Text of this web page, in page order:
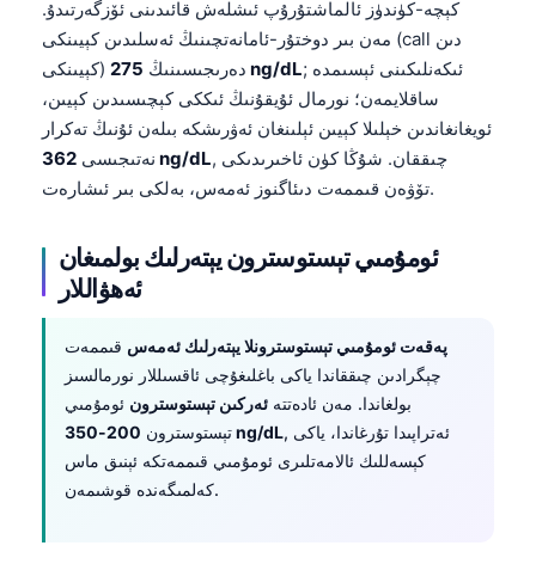
كېچە-كۈندۈز ئالماشتۇرۇپ ئىشلەش قائىدىنى ئۆزگەرتىدۇ.
مەن بىر دوختۇر-ئامانەتچىنىڭ ئەسلىدىن كېيىنكى (call دىن
كېيىنكى) دەرىجىسىنىڭ 275 ng/dL; ئىكەنلىكىنى ئېسىمدە
ساقلايمەن؛ نورمال ئۇيقۇنىڭ ئىككى كېچىسىدىن كېيىن،
ئويغانغاندىن خېلىلا كېيىن ئېلىنغان ئەۋرىشكە بىلەن ئۇنىڭ تەكرار
نەتىجىسى 362 ng/dL, چىققان. شۇڭا كۈن ئاخىرىدىكى
تۆۋەن قىممەت دىئاگنوز ئەمەس، بەلكى بىر ئىشارەت.
ئومۇمىي تېستوسترون يېتەرلىك بولمىغان
ئەھۋاللار
پەقەت ئومۇمىي تېستوسترونلا يېتەرلىك ئەمەس قىممەت
چېگرادىن چىققاندا ياكى باغلىغۇچى ئاقسىللار نورمالسىز
بولغاندا. مەن ئادەتتە ئەركىن تېستوسترون ئومۇمىي
تېستوسترون200-350 ng/dL, ئەتراپىدا تۇرغاندا، ياكى
كېسەللىك ئالامەتلىرى ئومۇمىي قىممەتكە ئېنىق ماس
كەلمىگەندە قوشىمەن.